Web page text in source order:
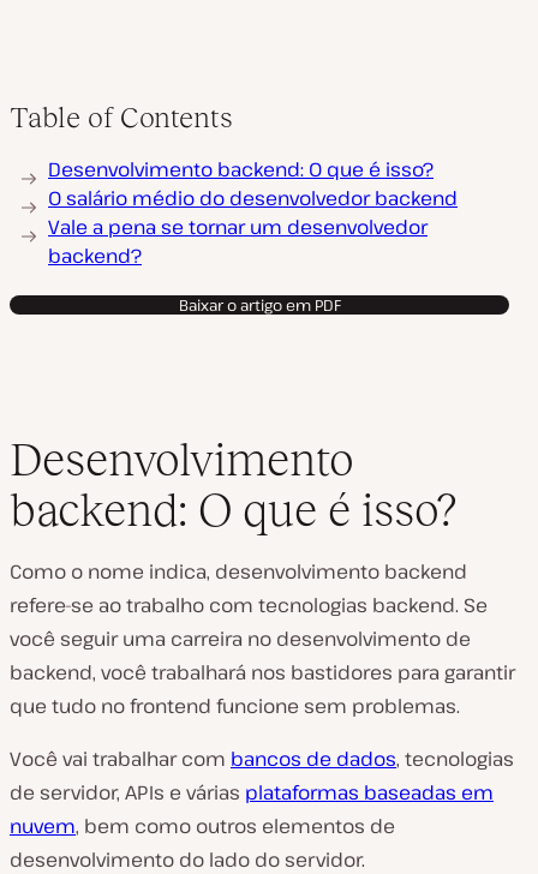
Table of Contents
Desenvolvimento backend: O que é isso?
O salário médio do desenvolvedor backend
Vale a pena se tornar um desenvolvedor
backend?
Baixar o artigo em PDF
Desenvolvimento
backend: O que é isso?
Como o nome indica, desenvolvimento backend
refere-se ao trabalho com tecnologias backend. Se
você seguir uma carreira no desenvolvimento de
backend, você trabalhará nos bastidores para garantir
que tudo no frontend funcione sem problemas.
Você vai trabalhar com bancos de dados, tecnologias
de servidor, APIs e várias plataformas baseadas em
nuvem, bem como outros elementos de
desenvolvimento do lado do servidor.